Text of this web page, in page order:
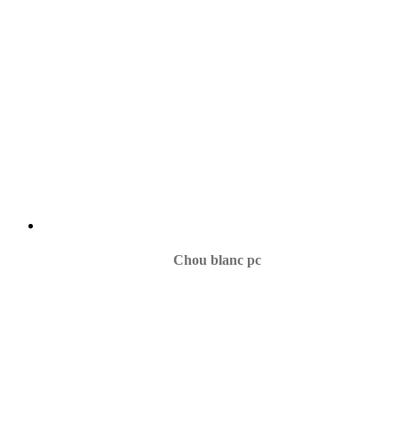
Chou blanc pc